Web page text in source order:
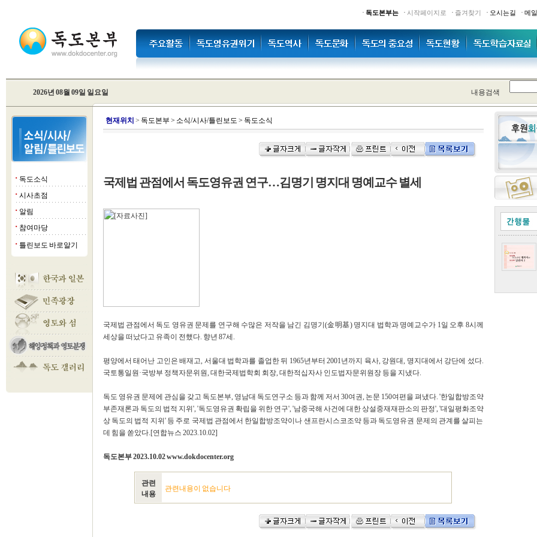
· 독도본부는 · 시작페이지로 · 즐겨찾기 · 오시는길 · 메
2026년 08월 09일 일요일 내용검색
■ 독도소식
■ 시사초점
■ 알림
■ 참여마당
■ 틀린보도 바로알기
현재위치 > 독도본부 > 소식/시사/틀린보도 > 독도소식
국제법 관점에서 독도영유권 연구…김명기 명지대 명예교수 별세
국제법 관점에서 독도 영유권 문제를 연구해 수많은 저작을 남긴 김명기(金明基) 명지대 법학과 명예교수가 1일 오후 8시께
세상을 떠났다고 유족이 전했다. 향년 87세.
평양에서 태어난 고인은 배재고, 서울대 법학과를 졸업한 뒤 1965년부터 2001년까지 육사, 강원대, 명지대에서 강단에 섰다.
국토통일원·국방부 정책자문위원, 대한국제법학회 회장, 대한적십자사 인도법자문위원장 등을 지냈다.
독도 영유권 문제에 관심을 갖고 독도본부, 영남대 독도연구소 등과 함께 저서 30여권, 논문 150여편을 펴냈다. '한일합방조약
부존재론과 독도의 법적 지위', '독도영유권 확립을 위한 연구', '남중국해 사건에 대한 상설중재재판소의 판정', '대일평화조약
상 독도의 법적 지위' 등 주로 국제법 관점에서 한일합방조약이나 샌프란시스코조약 등과 독도영유권 문제의 관계를 살피는
데 힘을 쏟았다.[연합뉴스 2023.10.02]
독도본부 2023.10.02 www.dokdocenter.org
관련
내용
관련내용이 없습니다